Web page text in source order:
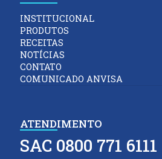
INSTITUCIONAL
PRODUTOS
RECEITAS
NOTÍCIAS
CONTATO
COMUNICADO ANVISA
ATENDIMENTO
SAC 0800 771 6111